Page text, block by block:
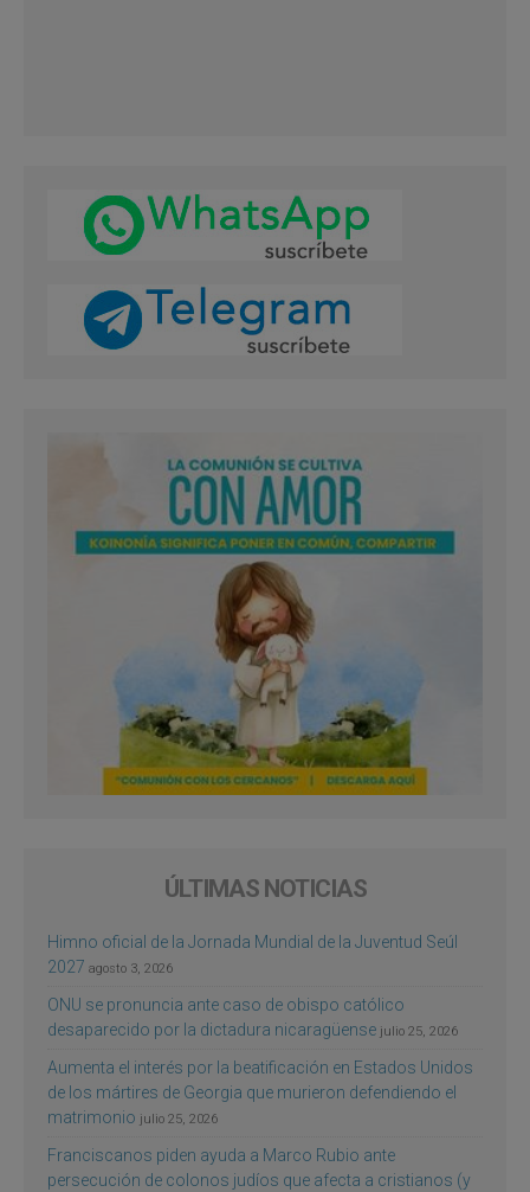
ÚLTIMAS NOTICIAS
Himno oficial de la Jornada Mundial de la Juventud Seúl
2027 agosto 3, 2026
ONU se pronuncia ante caso de obispo católico
desaparecido por la dictadura nicaragüense julio 25, 2026
Aumenta el interés por la beatificación en Estados Unidos
de los mártires de Georgia que murieron defendiendo el
matrimonio julio 25, 2026
Franciscanos piden ayuda a Marco Rubio ante
persecución de colonos judíos que afecta a cristianos (y